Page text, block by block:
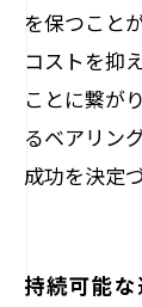
を保つこと
コストを抑
ことに繋が
るベアリン
成功を決定
持続可能